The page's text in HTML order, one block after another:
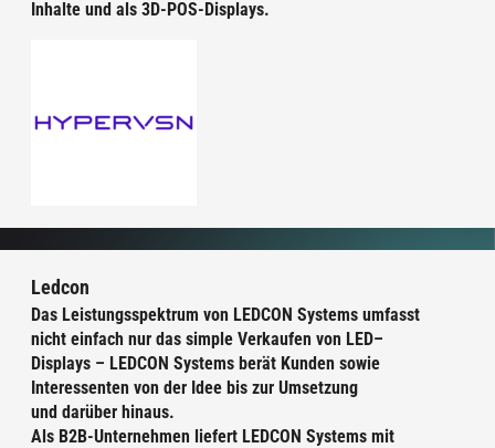
Inhalte und als 3D-POS-Displays.
Ledcon
Das Leistungsspektrum von LEDCON Systems umfasst
nicht einfach nur das simple Verkaufen von LED–
Displays – LEDCON Systems berät Kunden sowie
Interessenten von der Idee bis zur Umsetzung
und darüber hinaus.
Als B2B-Unternehmen liefert LEDCON Systems mit